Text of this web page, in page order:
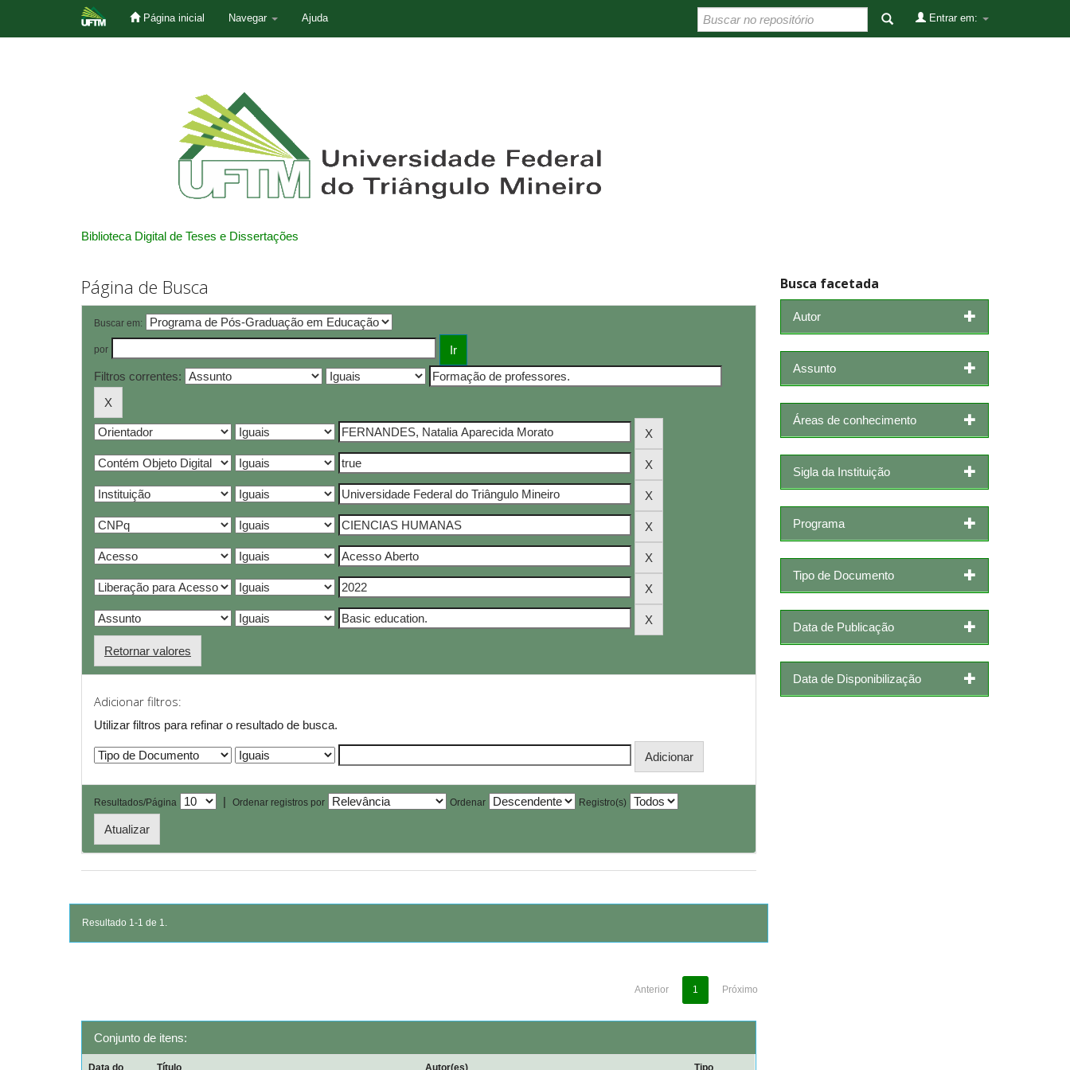
Página inicial Navegar Ajuda Entrar em:
Biblioteca Digital de Teses e Dissertações
Página de Busca
Buscar em:
por
Filtros correntes:
Retornar valores
Adicionar filtros:
Utilizar filtros para refinar o resultado de busca.
Resultados/Página | Ordenar registros por Ordenar Registro(s)
Resultado 1-1 de 1.
Anterior 1 Próximo
Conjunto de itens:
Data do Título Autor(es) Tipo
Busca facetada
Autor
Assunto
Áreas de conhecimento
Sigla da Instituição
Programa
Tipo de Documento
Data de Publicação
Data de Disponibilização